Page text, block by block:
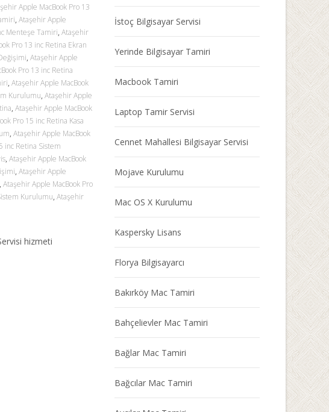
Apple MacBook Pro 13
, Ataşehir Apple
Menteşe Tamiri, Ataşehir
Pro 13 inc Retina Ekran
, Ataşehir Apple
Pro 13 inc Retina
, Ataşehir Apple MacBook
Kurulumu, Ataşehir Apple
, Ataşehir Apple MacBook
Pro 15 inc Retina Kasa
, Ataşehir Apple MacBook
inc Retina Sistem
, Ataşehir Apple MacBook
, Ataşehir Apple
, Ataşehir Apple MacBook Pro
Kurulumu, Ataşehir
hizmeti
İstoç Bilgisayar Servisi
Yerinde Bilgisayar Tamiri
Macbook Tamiri
Laptop Tamir Servisi
Cennet Mahallesi Bilgisayar Servisi
Mojave Kurulumu
Mac OS X Kurulumu
Kaspersky Lisans
Florya Bilgisayarcı
Bakırköy Mac Tamiri
Bahçelievler Mac Tamiri
Bağlar Mac Tamiri
Bağcılar Mac Tamiri